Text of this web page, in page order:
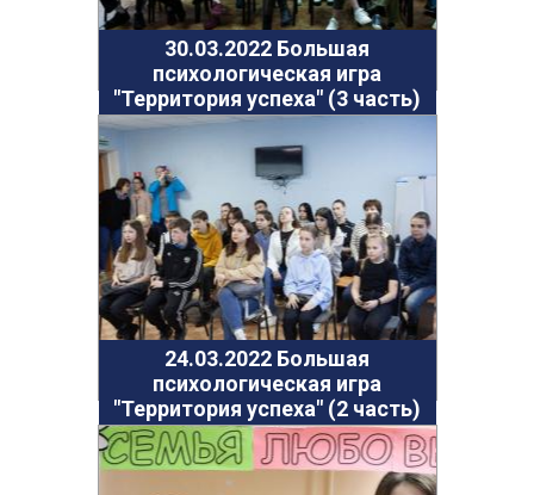
15.09.2018 Литературная площадка "Послушайте"
Контакты
Полезная информация
30.03.2022 Большая
психологическая игра
"Территория успеха" (3 часть)
24.03.2022 Большая
психологическая игра
"Территория успеха" (2 часть)